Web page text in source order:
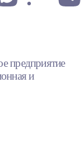
предприятие
и